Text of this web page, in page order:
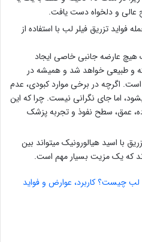
عالی و دلخواه دست یافت.
فواید تزریق فیلر لب با استفاده از
هیچ عارضه جانبی خاصی ایجاد
و طبیعی خواهد شد و همیشه در
اگرچه در برخی موارد کبودی، عدم
اما جای نگرانی نیست. چرا که این
عمق، سطح نفوذ و تجربه پزشک
با اسید هیالورونیک میتواند بین
که یک مزیت بسیار مهم است.
لب چیست؟ کاربرد، عوارض و فواید